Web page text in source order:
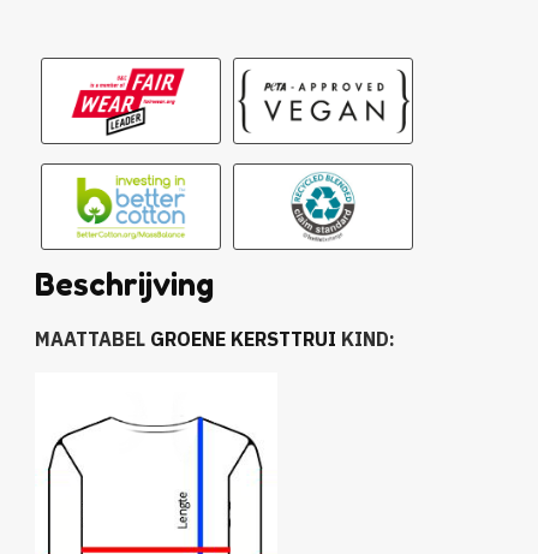
Beschrijving
MAATTABEL GROENE KERSTTRUI KIND: